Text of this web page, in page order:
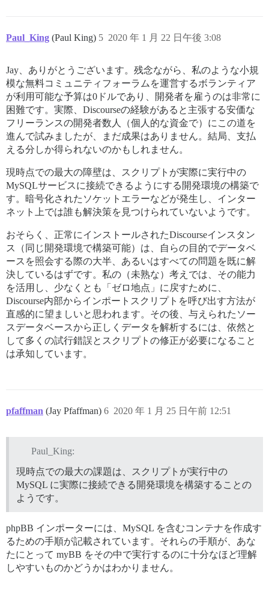
Paul_King (Paul King) 2020 年 1 月 22 日午後 3:08
5
Jay、ありがとうございます。残念ながら、私のような小規
模な無料コミュニティフォーラムを運営するボランティア
が利用可能な予算は0ドルであり、開発者を雇うのは非常に
困難です。実際、Discourseの経験があると主張する安価な
フリーランスの開発者数人（個人的な資金で）にこの道を
進んで試みましたが、まだ成果はありません。結局、支払
える分しか得られないのかもしれません。
現時点での最大の障壁は、スクリプトが実際に実行中の
MySQLサービスに接続できるようにする開発環境の構築で
す。暗号化されたソケットエラーなどが発生し、インター
ネット上では誰も解決策を見つけられていないようです。
おそらく、正常にインストールされたDiscourseインスタン
ス（同じ開発環境で構築可能）は、自らの目的でデータベ
ースを照会する際の大半、あるいはすべての問題を既に解
決しているはずです。私の（未熟な）考えでは、その能力
を活用し、少なくとも「ゼロ地点」に戻すために、
Discourse内部からインポートスクリプトを呼び出す方法が
直感的に望ましいと思われます。その後、与えられたソー
スデータベースから正しくデータを解析するには、依然と
して多くの試行錯誤とスクリプトの修正が必要になること
は承知しています。
pfaffman (Jay Pfaffman) 2020 年 1 月 25 日午前 12:51
6
Paul_King:
現時点での最大の課題は、スクリプトが実行中の
MySQL に実際に接続できる開発環境を構築することの
ようです。
phpBB インポーターには、MySQL を含むコンテナを作成す
るための手順が記載されています。それらの手順が、あな
たにとって myBB をその中で実行するのに十分なほど理解
しやすいものかどうかはわかりません。